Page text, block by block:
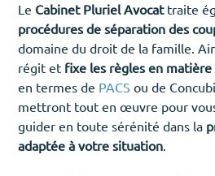
Le Cabinet Pluriel Avocattraite
procédures de séparation des
domaine du droit de la famille.
régit et fixe les règles en
en termes de PACS ou de
mettront tout en œuvre pour
guider en toute sérénité dans la
adaptée à votre situation